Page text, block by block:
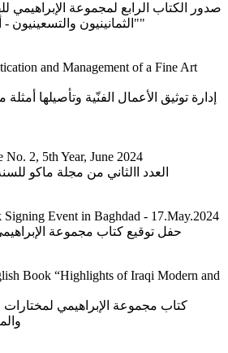
صدور الكتاب الرابع لمجموعة الإبراهيمي
"الثمانينيون والتسعينيون - ألوان التحدي وآفاق الأمل"
and Management of a Fine Art
إدارة توثيق الأعمال الفنّية وتأصيلها
No. 2, 5th Year, June 2024
العدد االثاني من مجلة ماكو للسنة
Event in Baghdad - 17.May.2024
حفل توقيع كتاب مجموعة الإبراهيمي في
Book “Highlights of Iraqi Modern and
كتاب مجموعة الإبراهيمي